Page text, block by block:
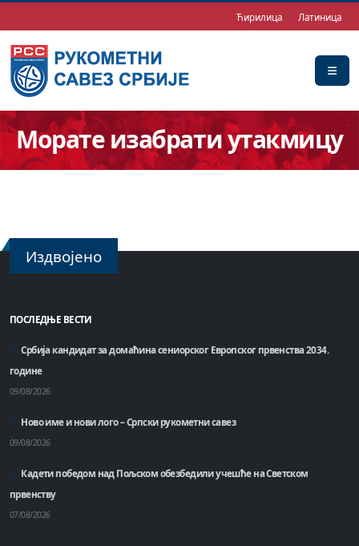
Ћирилица Латиница
Морате изабрати утакмицу
Издвојено
ПОСЛЕДЊЕ ВЕСТИ
Србија кандидат за домаћинa сениорског Европског првенства 2034.
године
09/08/2026
Ново име и нови лого – Српски рукометни савез
09/08/2026
Кадети победом над Пољском обезбедили учешће на Светском
првенству
07/08/2026